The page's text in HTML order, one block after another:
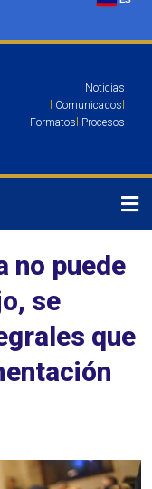
Noticias
Comunicados
Formatos Procesos
no puede
se
que